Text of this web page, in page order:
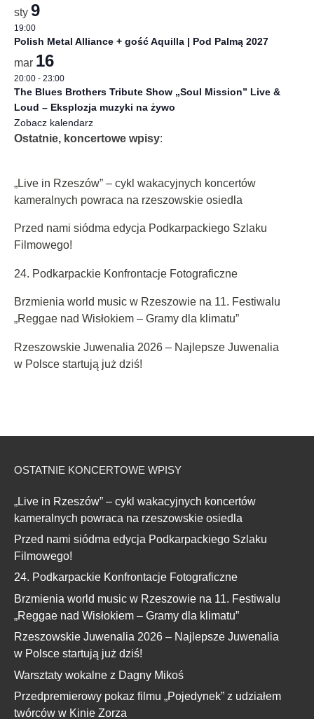
sty 9
19:00
Polish Metal Alliance + gość Aquilla | Pod Palmą 2027
mar 16
20:00 - 23:00
The Blues Brothers Tribute Show „Soul Mission” Live &
Loud – Eksplozja muzyki na żywo
Zobacz kalendarz
Ostatnie, koncertowe wpisy:
„Live in Rzeszów” – cykl wakacyjnych koncertów
kameralnych powraca na rzeszowskie osiedla
Przed nami siódma edycja Podkarpackiego Szlaku
Filmowego!
24. Podkarpackie Konfrontacje Fotograficzne
Brzmienia world music w Rzeszowie na 11. Festiwalu
„Reggae nad Wisłokiem – Gramy dla klimatu”
Rzeszowskie Juwenalia 2026 – Najlepsze Juwenalia
w Polsce startują już dziś!
OSTATNIE KONCERTOWE WPISY
„Live in Rzeszów” – cykl wakacyjnych koncertów
kameralnych powraca na rzeszowskie osiedla
Przed nami siódma edycja Podkarpackiego Szlaku
Filmowego!
24. Podkarpackie Konfrontacje Fotograficzne
Brzmienia world music w Rzeszowie na 11. Festiwalu
„Reggae nad Wisłokiem – Gramy dla klimatu”
Rzeszowskie Juwenalia 2026 – Najlepsze Juwenalia
w Polsce startują już dziś!
Warsztaty wokalne z Dagny Mikoś
Przedpremierowy pokaz filmu „Pojedynek” z udziałem
twórców w Kinie Zorza